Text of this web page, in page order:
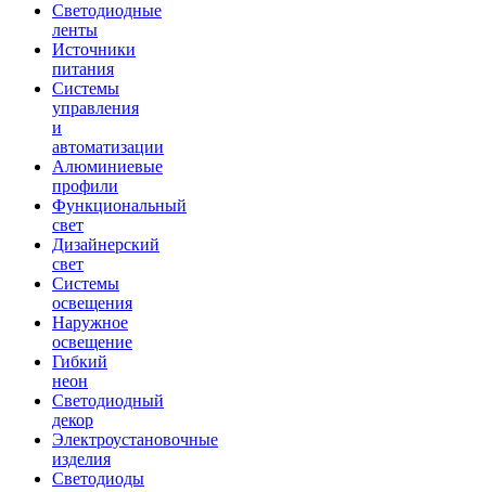
Светодиодные
ленты
Источники
питания
Системы
управления
и
автоматизации
Алюминиевые
профили
Функциональный
свет
Дизайнерский
свет
Системы
освещения
Наружное
освещение
Гибкий
неон
Светодиодный
декор
Электроустановочные
изделия
Светодиоды